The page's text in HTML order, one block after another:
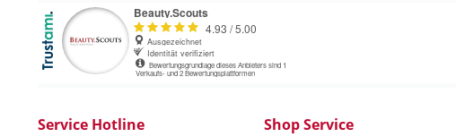
Service Hotline Shop Service